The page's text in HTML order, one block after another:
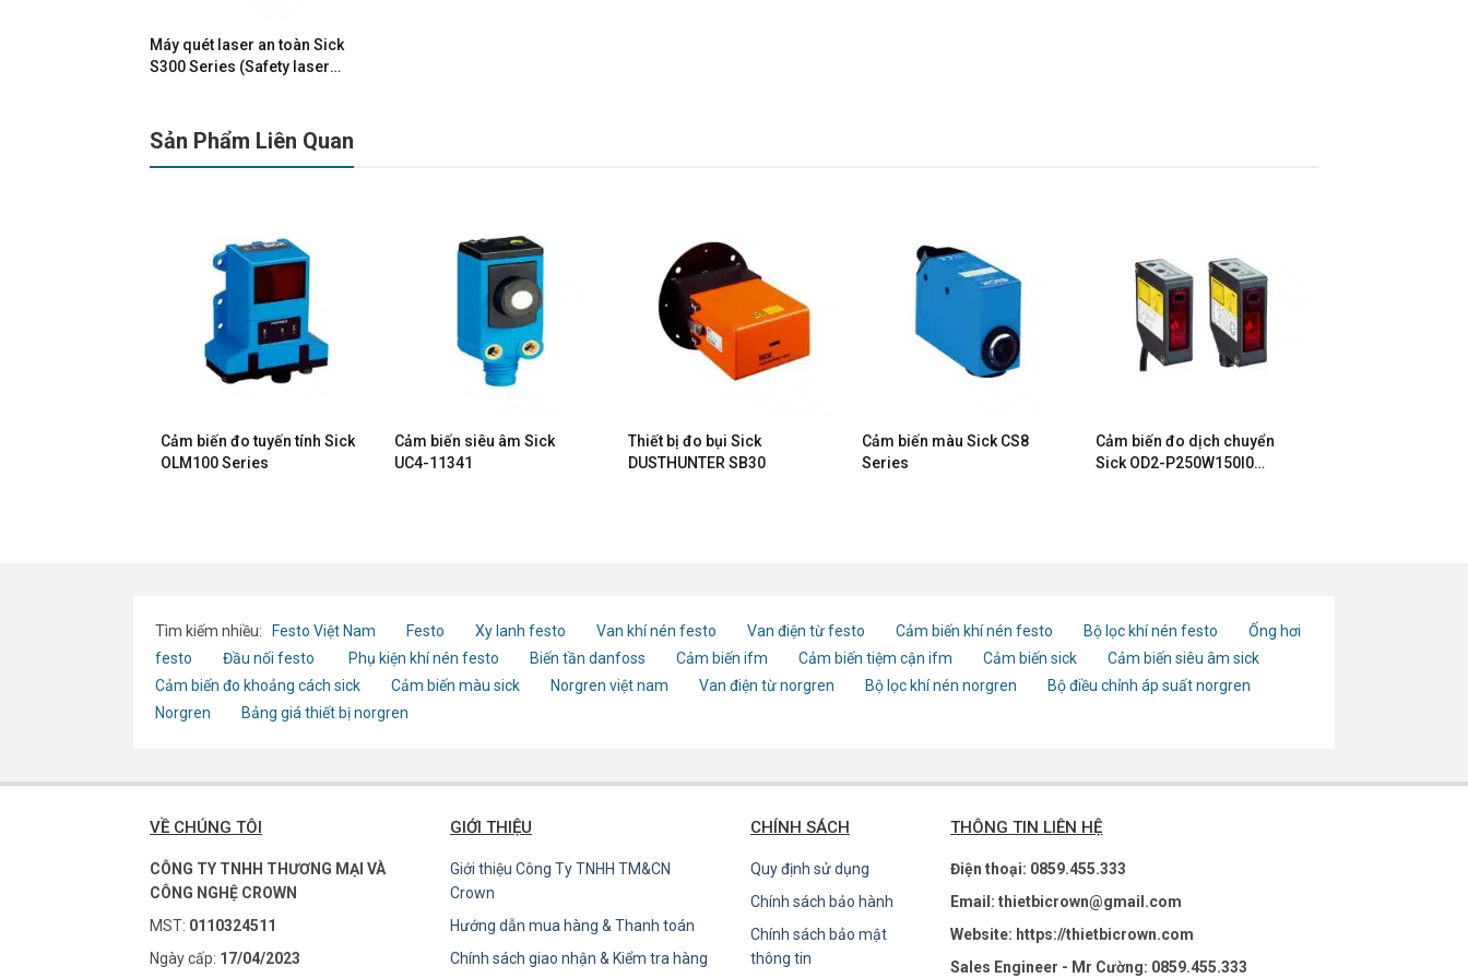
Máy quét laser an toàn Sick
S300 Series (Safety laser
Sản Phẩm Liên Quan
Cảm biến đo tuyến tính Sick
OLM100 Series
Cảm biến siêu âm Sick
UC4-11341
Thiết bị đo bụi Sick
DUSTHUNTER SB30
Cảm biến màu Sick CS8
Series
Cảm biến đo dịch chuyển
Sick OD2-P250W150I0
Tìm kiếm nhiều: Festo Việt Nam Festo Xy lanh festo Van khí nén festo Van điện từ festo Cảm biến khí nén festo Bộ lọc khí nén festo
Ống hơi
festo
Đầu nối festo Phụ kiện khí nén festo Biến tần danfoss Cảm biến ifm Cảm biến tiệm cận ifm Cảm biến sick
Cảm biến siêu âm sick
Cảm biến đo khoảng cách sick
Cảm biến màu sick Norgren việt nam Van điện từ norgren Bộ lọc khí nén norgren
Bộ điều chỉnh áp suất norgren
Norgren
Bảng giá thiết bị norgren
VỀ CHÚNG TÔI
CÔNG TY TNHH THƯƠNG MẠI VÀ
CÔNG NGHỆ CROWN
MST: 0110324511
Ngày cấp: 17/04/2023
GIỚI THIỆU
Giới thiệu Công Ty TNHH TM&CN
Crown
Hướng dẫn mua hàng & Thanh toán
Chính sách giao nhận & Kiểm tra hàng
CHÍNH SÁCH
Quy định sử dụng
Chính sách bảo hành
Chính sách bảo mật
thông tin
THÔNG TIN LIÊN HỆ
Điện thoại: 0859.455.333
Email: thietbicrown@gmail.com
Website: https://thietbicrown.com
Sales Engineer - Mr Cường: 0859.455.333